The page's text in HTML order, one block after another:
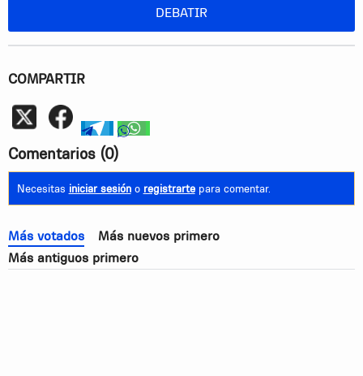
DEBATIR
COMPARTIR
telegramwhatsapp
Comentarios (0)
Necesitas iniciar sesióno registrartepara comentar.
Más votados
Más nuevos primero
Más antiguos primero